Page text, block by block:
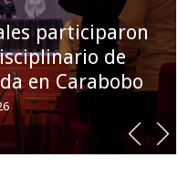
carabobeños en
integral